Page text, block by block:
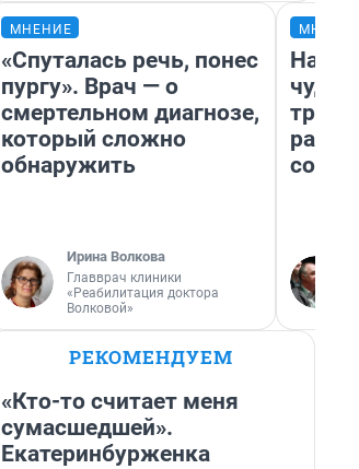
МНЕНИЕ
«Спуталась речь, понес
пургу». Врач — о
смертельном диагнозе,
который сложно
обнаружить
Ирина Волкова
Главврач клиники
«Реабилитация доктора
Волковой»
РЕКОМЕНДУЕМ
«Кто-то считает меня
сумасшедшей».
Екатеринбурженка